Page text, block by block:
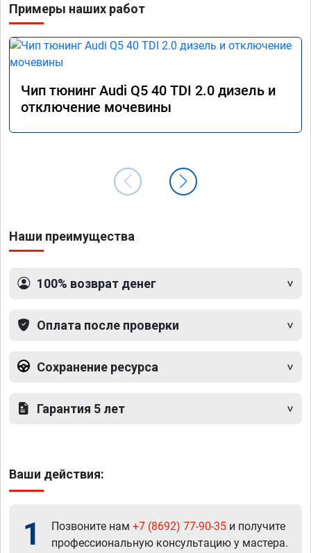
Примеры наших работ
Чип тюнинг Audi Q5 40 TDI 2.0 дизель и
отключение мочевины
Наши преимущества
100% возврат денег
Оплата после проверки
Сохранение ресурса
Гарантия 5 лет
Ваши действия:
1 Позвоните нам +7 (8692) 77-90-35 и получите
профессиональную консультацию у мастера.